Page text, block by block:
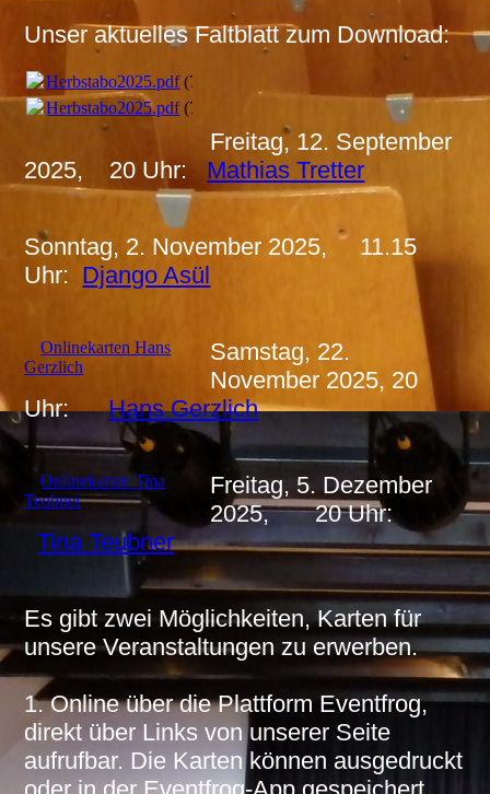
Unser aktuelles Faltblatt zum Download:
Herbstabo2025.pdf(727.74KB)
Herbstabo2025.pdf(727.74KB)
Freitag, 12. September
2025, 20 Uhr:
Mathias Tretter
Sonntag, 2. November 2025, 11.15
Uhr: Django Asül
Onlinekarten Hans
Gerzlich
Samstag, 22.
November 2025, 20
Uhr:Hans Gerzlich
Onlinekarten Tina
Teubner
Freitag, 5. Dezember
2025, 20 Uhr:
Tina Teubner
Es gibt zwei Möglichkeiten, Karten für
unsere Veranstaltungen zu erwerben.
1. Online über die Plattform Eventfrog,
direkt über Links von unserer Seite
aufrufbar. Die Karten können ausgedruckt